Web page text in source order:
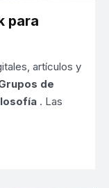
para
artículos y
de
. Las